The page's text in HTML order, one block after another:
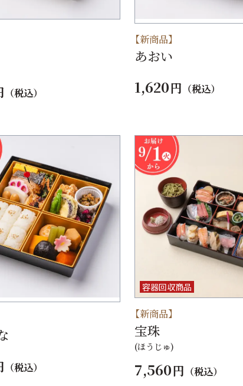
（税込）
【新商品】
あおい
1,620円 （税込）
（税込）
容器回収商品
【新商品】
宝珠
(ほうじゅ)
7,560円 （税込）